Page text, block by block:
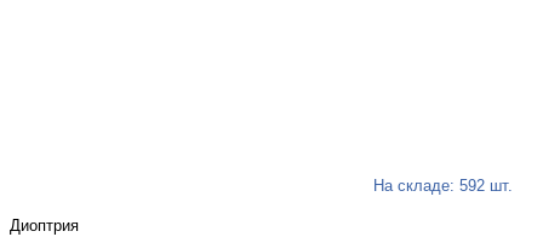
На складе: 592 шт.
Диоптрия